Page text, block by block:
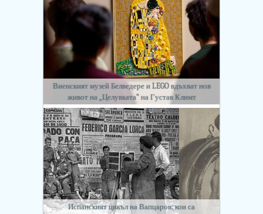
Виенският музей Белведере и LEGO вдъхват нов
живот на „Целувката“ на Густав Климт
Испанският цикъл на Вапцаров: кои са